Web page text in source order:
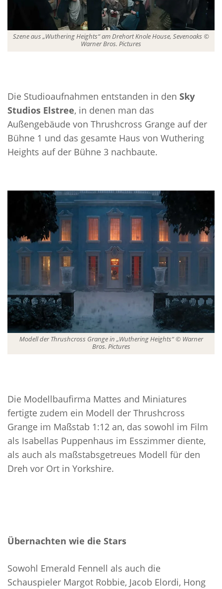
Szene aus „Wuthering Heights“ am Drehort Knole House, Sevenoaks ©
Warner Bros. Pictures
Die Studioaufnahmen entstanden in den Sky
Studios Elstree, in denen man das
Außengebäude von Thrushcross Grange auf der
Bühne 1 und das gesamte Haus von Wuthering
Heights auf der Bühne 3 nachbaute.
Modell der Thrushcross Grange in „Wuthering Heights“ © Warner
Bros. Pictures
Die Modellbaufirma Mattes and Miniatures
fertigte zudem ein Modell der Thrushcross
Grange im Maßstab 1:12 an, das sowohl im Film
als Isabellas Puppenhaus im Esszimmer diente,
als auch als maßstabsgetreues Modell für den
Dreh vor Ort in Yorkshire.
Übernachten wie die Stars
Sowohl Emerald Fennell als auch die
Schauspieler Margot Robbie, Jacob Elordi, Hong